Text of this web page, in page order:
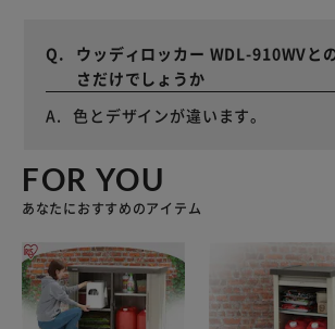
ウッディロッカー WDL-910WVと
さだけでしょうか
色とデザインが違います。
FOR YOU
あなたにおすすめのアイテム